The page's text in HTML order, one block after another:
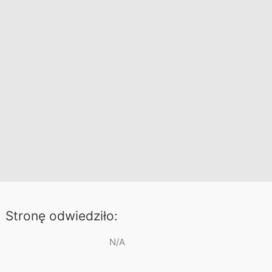
Stronę odwiedziło:
N/A